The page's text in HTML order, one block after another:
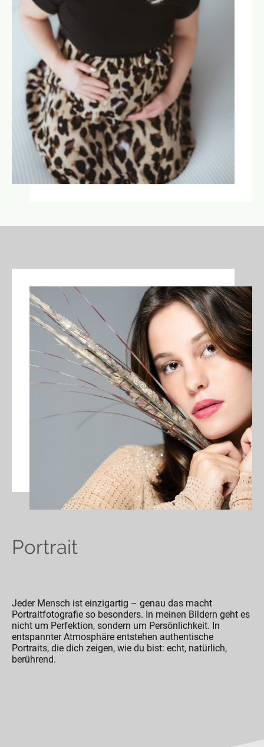
Portrait
Jeder Mensch ist einzigartig – genau das macht
Portraitfotografie so besonders. In meinen Bildern geht es
nicht um Perfektion, sondern um Persönlichkeit. In
entspannter Atmosphäre entstehen authentische
Portraits, die dich zeigen, wie du bist: echt, natürlich,
berührend.